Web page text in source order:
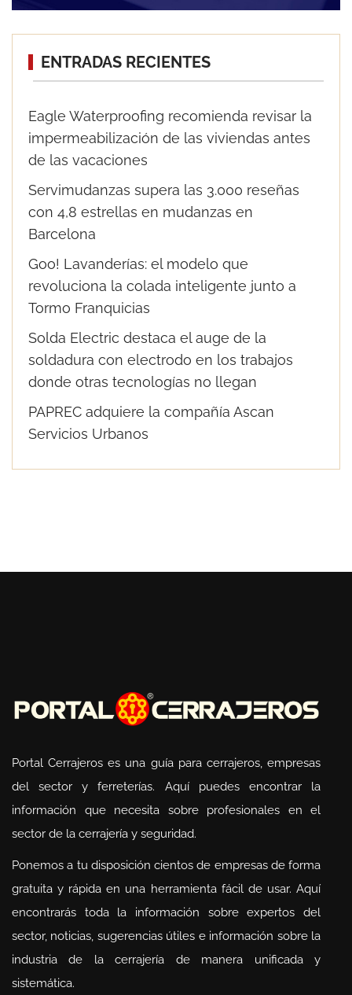
ENTRADAS RECIENTES
Eagle Waterproofing recomienda revisar la
impermeabilización de las viviendas antes
de las vacaciones
Servimudanzas supera las 3.000 reseñas
con 4,8 estrellas en mudanzas en
Barcelona
Goo! Lavanderías: el modelo que
revoluciona la colada inteligente junto a
Tormo Franquicias
Solda Electric destaca el auge de la
soldadura con electrodo en los trabajos
donde otras tecnologías no llegan
PAPREC adquiere la compañía Ascan
Servicios Urbanos
Portal Cerrajeros es una guía para cerrajeros, empresas
del sector y ferreterías. Aquí puedes encontrar la
información que necesita sobre profesionales en el
sector de la cerrajería y seguridad.
Ponemos a tu disposición cientos de empresas de forma
gratuita y rápida en una herramienta fácil de usar. Aquí
encontrarás toda la información sobre expertos del
sector, noticias, sugerencias útiles e información sobre la
industria de la cerrajería de manera unificada y
sistemática.